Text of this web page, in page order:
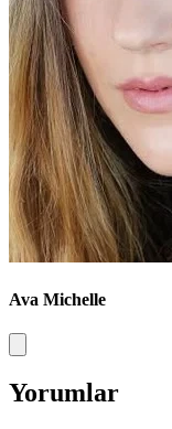
Ava Michelle
Yorumlar